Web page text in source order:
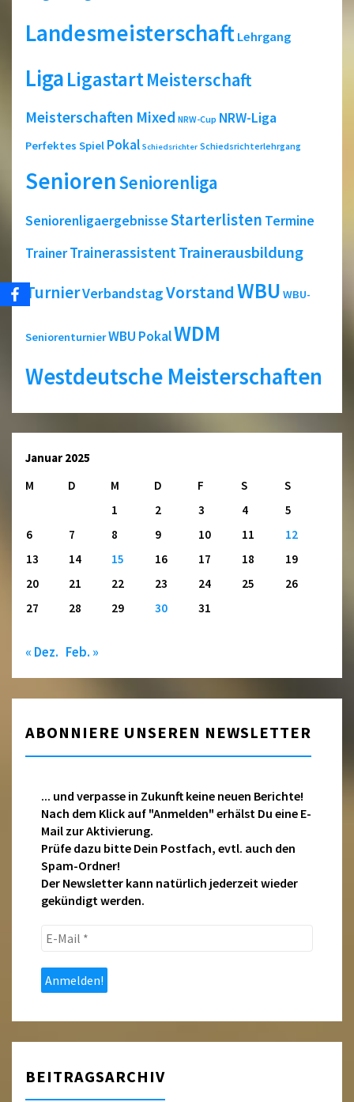
Landesmeisterschaft Lehrgang
LigaLigastartMeisterschaft
Meisterschaften Mixed NRW-Cup NRW-Liga
Perfektes Spiel Pokal Schiedsrichter Schiedsrichterlehrgang
SeniorenSeniorenliga
SeniorenligaergebnisseStarterlisten Termine
TrainerTrainerassistentTrainerausbildung
TurnierVerbandstagVorstandWBU WBU-
SeniorenturnierWBU PokalWDM
Westdeutsche Meisterschaften
Januar 2025
M
D M D F S
S
1
2 3 4
5
6
7 8 9 10 11
12
13
14 15 16 17 18
19
20
21 22 23 24 25
26
27
28 29 30 31
« Dez. Feb. »
ABONNIERE UNSEREN NEWSLETTER
... und verpasse in Zukunft keine neuen Berichte!
Nach dem Klick auf "Anmelden" erhälst Du eine E-
Mail zur Aktivierung.
Prüfe dazu bitte Dein Postfach, evtl. auch den
Spam-Ordner!
Der Newsletter kann natürlich jederzeit wieder
gekündigt werden.
E-
*
BEITRAGSARCHIV